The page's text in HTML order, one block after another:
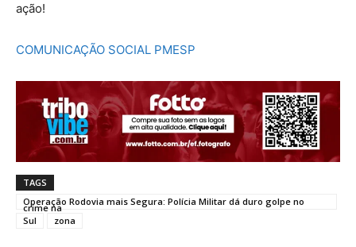
ação!
COMUNICAÇÃO SOCIAL PMESP
TAGS
Operação Rodovia mais Segura: Polícia Militar dá duro golpe no
crime na
Sul
zona